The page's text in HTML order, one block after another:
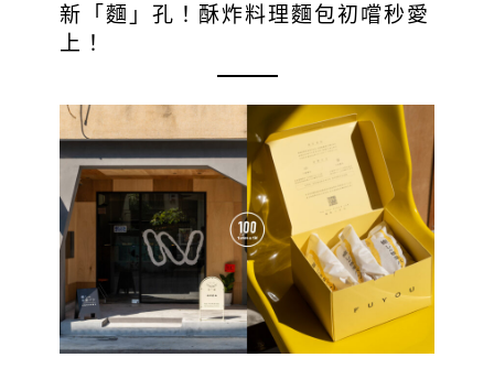
新「麵」孔！酥炸料理麵包初嚐秒愛
上！